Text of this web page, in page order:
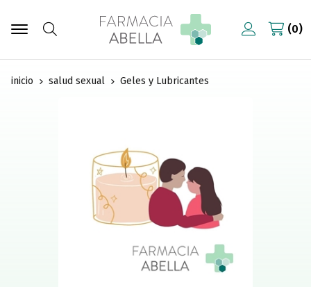
Buscar
0
inicio salud sexual Geles y Lubricantes